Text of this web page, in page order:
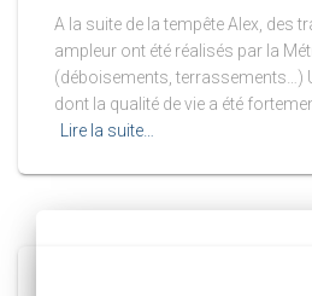
A la suite de la tempête Alex, des
ampleur ont été réalisés par la
(déboisements, terrassements…)
dont la qualité de vie a été
Lire la suite…